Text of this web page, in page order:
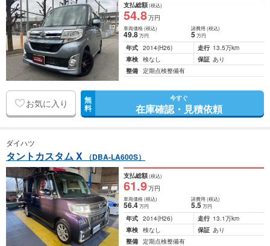
支払総額(税込)
54.8万円
車両価格(税込)
49.8万円
諸費用 (税込)
5 万円
年式 2014(H26) 走行 13.5万km
車検 検なし 保証 あり
整備 定期点検整備有
お気に入り 無
料
今すぐ
在庫確認・見積依頼
ダイハツ
タントカスタム X （DBA-LA600S）
支払総額(税込)
61.9万円
車両価格(税込)
56.4万円
諸費用 (税込)
5.5 万円
年式 2014(H26) 走行 13.1万km
車検 検なし 保証 あり
整備 定期点検整備有